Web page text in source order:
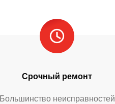
Срочный ремонт
Большинство неисправностей